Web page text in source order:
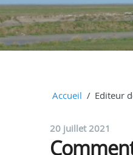
Accueil Editeur
20 juillet 2021